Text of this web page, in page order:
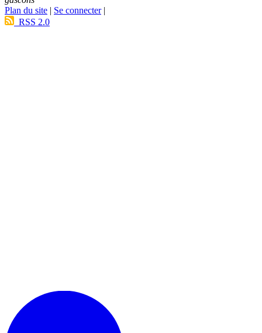
Plan du site | Se connecter|
RSS 2.0